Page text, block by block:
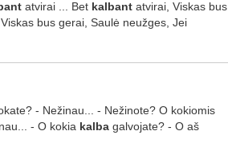
atvirai ... Bet kalbantatvirai, Viskas bus
bus gerai, Saulė neužges, Jei
- Nežinau... - Nežinote? O kokiomis
- O kokia kalbagalvojate? - O aš